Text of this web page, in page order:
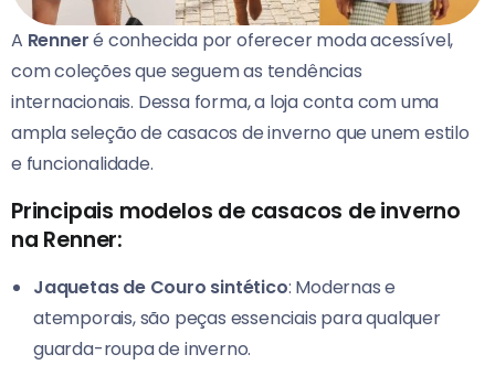
A Renneré conhecida por oferecer moda acessível,
com coleções que seguem as tendências
internacionais. Dessa forma, a loja conta com uma
ampla seleção de casacos de inverno que unem estilo
e funcionalidade.
Principais modelos de casacos de inverno
na Renner:
Jaquetas de Couro sintético: Modernas e
atemporais, são peças essenciais para qualquer
guarda-roupa de inverno.